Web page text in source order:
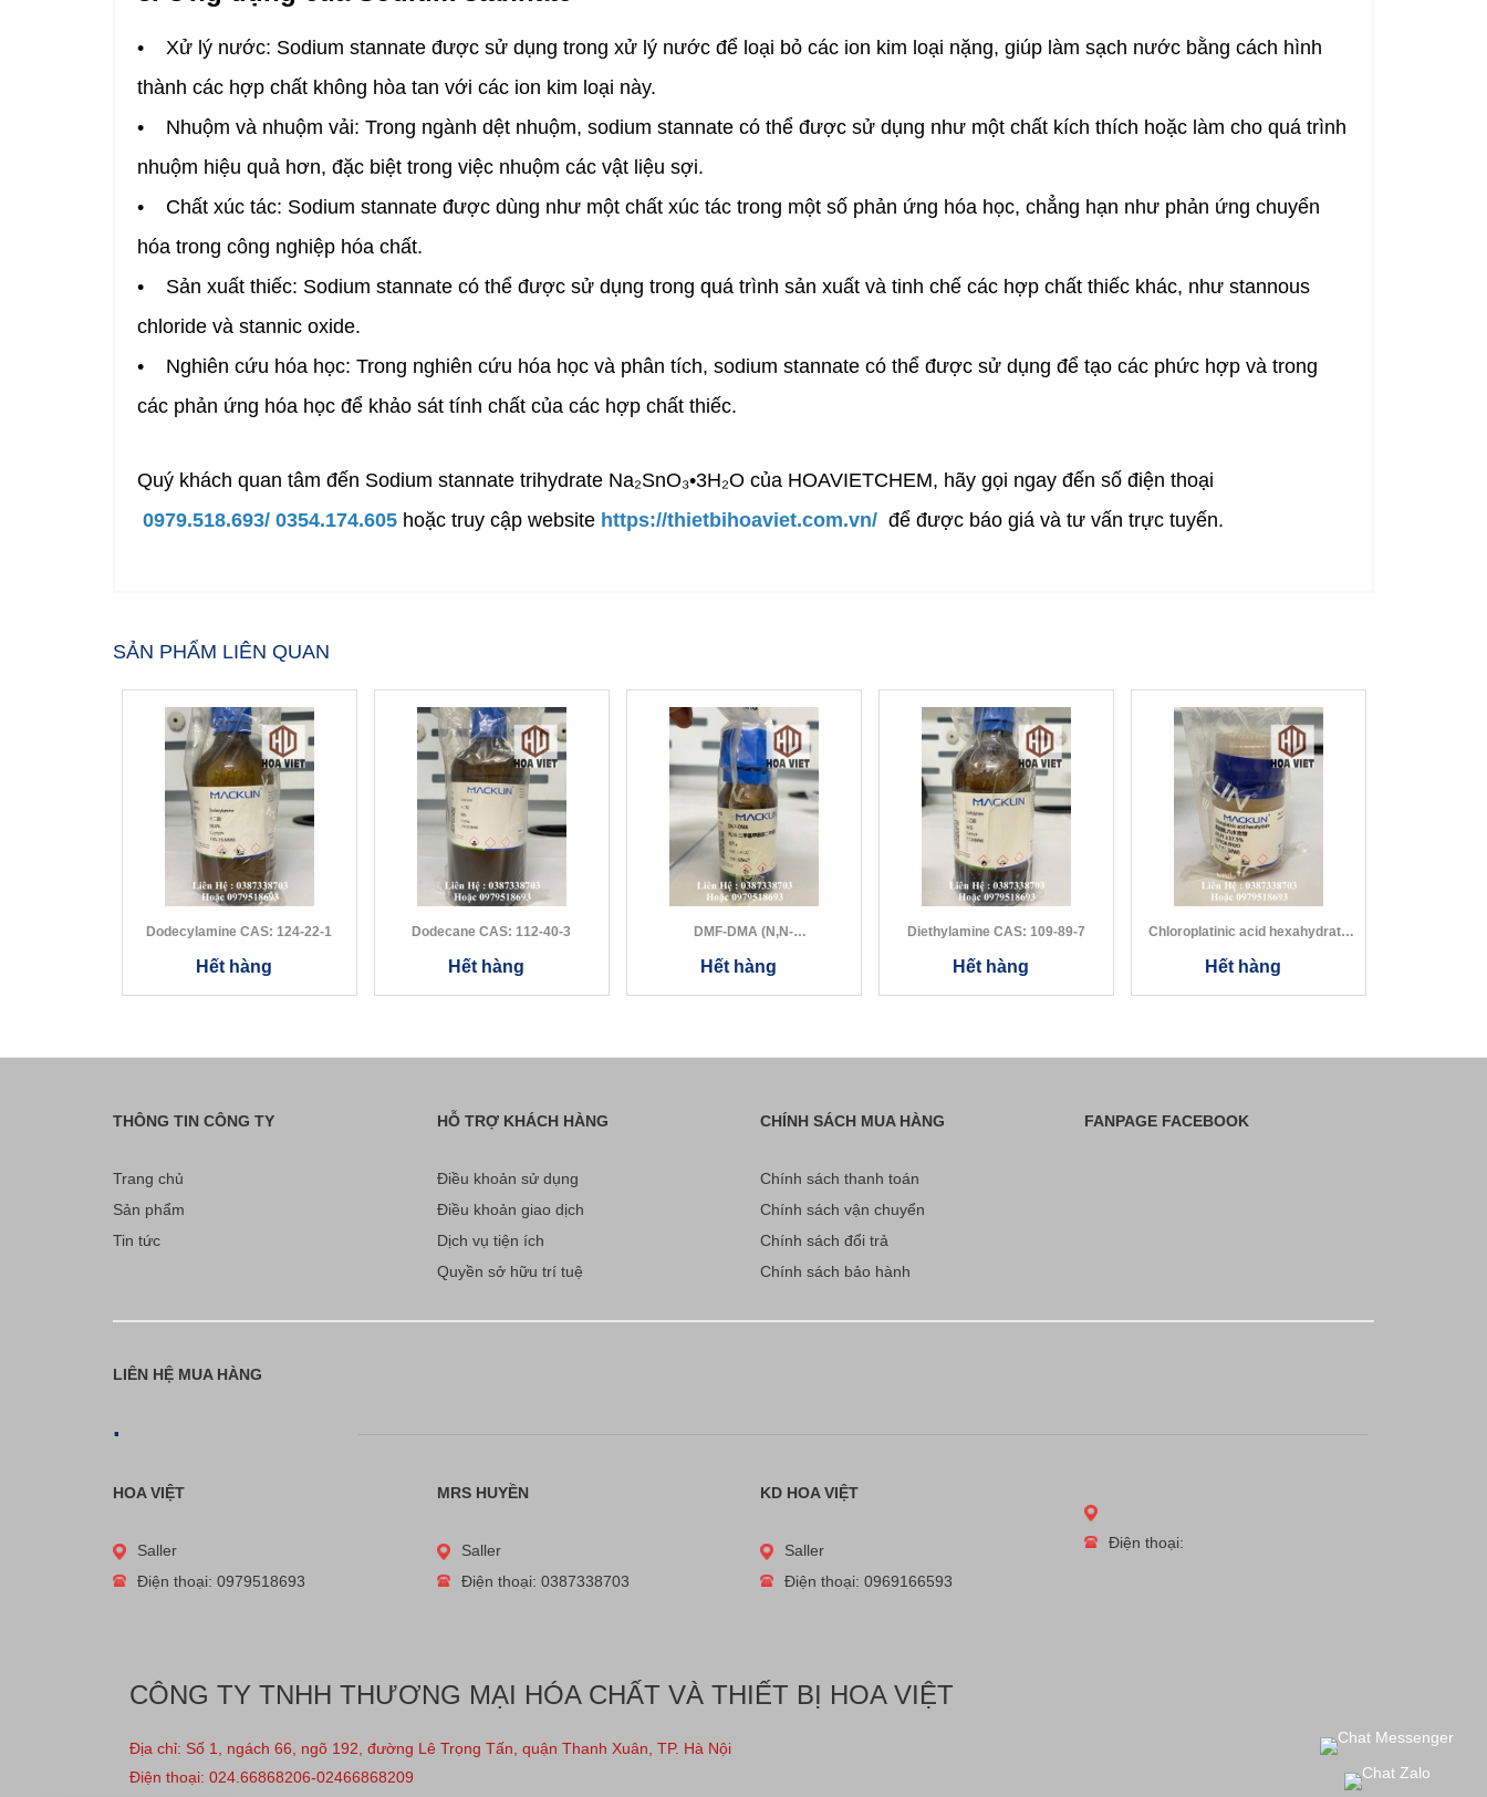
• Xử lý nước: Sodium stannate được sử dụng trong xử lý nước để loại bỏ các ion kim loại nặng, giúp làm sạch nước bằng cách hình
thành các hợp chất không hòa tan với các ion kim loại này.
• Nhuộm và nhuộm vải: Trong ngành dệt nhuộm, sodium stannate có thể được sử dụng như một chất kích thích hoặc làm cho quá trình
nhuộm hiệu quả hơn, đặc biệt trong việc nhuộm các vật liệu sợi.
• Chất xúc tác: Sodium stannate được dùng như một chất xúc tác trong một số phản ứng hóa học, chẳng hạn như phản ứng chuyển
hóa trong công nghiệp hóa chất.
• Sản xuất thiếc: Sodium stannate có thể được sử dụng trong quá trình sản xuất và tinh chế các hợp chất thiếc khác, như stannous
chloride và stannic oxide.
• Nghiên cứu hóa học: Trong nghiên cứu hóa học và phân tích, sodium stannate có thể được sử dụng để tạo các phức hợp và trong
các phản ứng hóa học để khảo sát tính chất của các hợp chất thiếc.
Quý khách quan tâm đến Sodium stannate trihydrate Na₂SnO₃•3H₂O của HOAVIETCHEM, hãy gọi ngay đến số điện thoại
0979.518.693/ 0354.174.605 hoặc truy cập website https://thietbihoaviet.com.vn/ để được báo giá và tư vấn trực tuyến.
SẢN PHẨM LIÊN QUAN
Dodecylamine CAS: 124-22-1
Hết hàng
Dodecane CAS: 112-40-3
Hết hàng
DMF-DMA (N,N-
Hết hàng
Diethylamine CAS: 109-89-7
Hết hàng
Chloroplatinic acid hexahydrate
Hết hàng
THÔNG TIN CÔNG TY
Trang chủ
Sản phẩm
Tin tức
HỖ TRỢ KHÁCH HÀNG
Điều khoản sử dụng
Điều khoản giao dịch
Dịch vụ tiện ích
Quyền sở hữu trí tuệ
CHÍNH SÁCH MUA HÀNG
Chính sách thanh toán
Chính sách vận chuyển
Chính sách đổi trả
Chính sách bảo hành
FANPAGE FACEBOOK
LIÊN HỆ MUA HÀNG
.
HOA VIỆT
Saller
Điện thoại: 0979518693
MRS HUYỀN
Saller
Điện thoại: 0387338703
KD HOA VIỆT
Saller
Điện thoại: 0969166593
Điện thoại:
CÔNG TY TNHH THƯƠNG MẠI HÓA CHẤT VÀ THIẾT BỊ HOA VIỆT
Địa chỉ: Số 1, ngách 66, ngõ 192, đường Lê Trọng Tấn, quận Thanh Xuân, TP. Hà Nội
Điện thoại: 024.66868206-02466868209